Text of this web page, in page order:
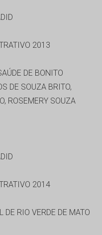
2013
DE BONITO
DE SOUZA BRITO,
ROSEMERY SOUZA
2014
DE RIO VERDE DE MATO